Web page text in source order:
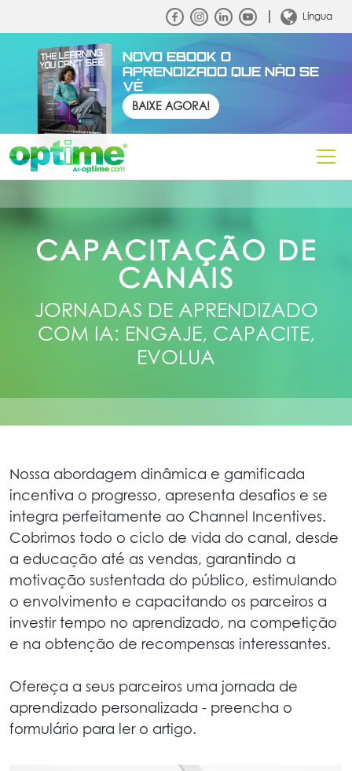
Língua
NOVO EBOOK O
APRENDIZADO QUE NÃO SE
VÊ
BAIXE AGORA!
CAPACITAÇÃO DE
CANAIS
JORNADAS DE APRENDIZADO
COM IA: ENGAJE, CAPACITE,
EVOLUA
Nossa abordagem dinâmica e gamificada
incentiva o progresso, apresenta desafios e se
integra perfeitamente ao Channel Incentives.
Cobrimos todo o ciclo de vida do canal, desde
a educação até as vendas, garantindo a
motivação sustentada do público, estimulando
o envolvimento e capacitando os parceiros a
investir tempo no aprendizado, na competição
e na obtenção de recompensas interessantes.
Ofereça a seus parceiros uma jornada de
aprendizado personalizada - preencha o
formulário para ler o artigo.